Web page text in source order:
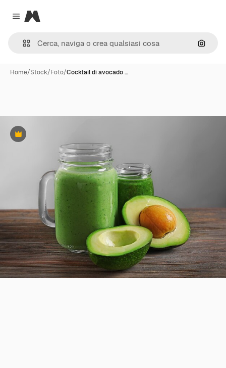
Close menu
Magnific
Cerca
Home/Stock/Foto/Cocktail di avocado …
Premium